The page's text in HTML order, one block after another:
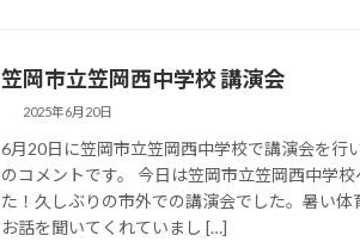
笠岡市立笠岡西中学校 講演会
2025年6月20日
6月20日に笠岡市立笠岡西中学校で講演会を行
のコメントです。 今日は笠岡市立笠岡西中学
た！久しぶりの市外での講演会でした。暑い体
お話を聞いてくれていまし […]